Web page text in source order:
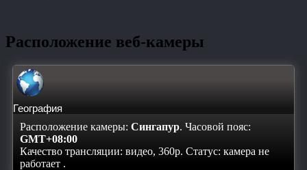
Расположение веб-камеры
География
Расположение камеры: Сингапур. Часовой пояс:
GMT+08:00
Качество трансляции: видео, 360p. Статус: камера не
работает .